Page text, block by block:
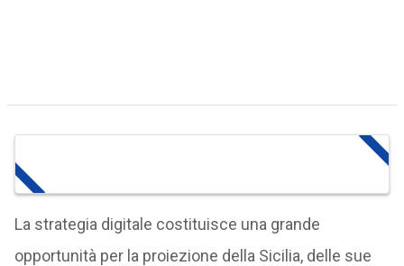
La strategia digitale costituisce una grande
opportunità per la proiezione della Sicilia, delle sue